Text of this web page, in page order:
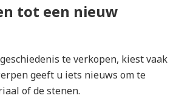
tot een nieuw
te verkopen, kiest vaak
geeft u iets nieuws om te
of de stenen.